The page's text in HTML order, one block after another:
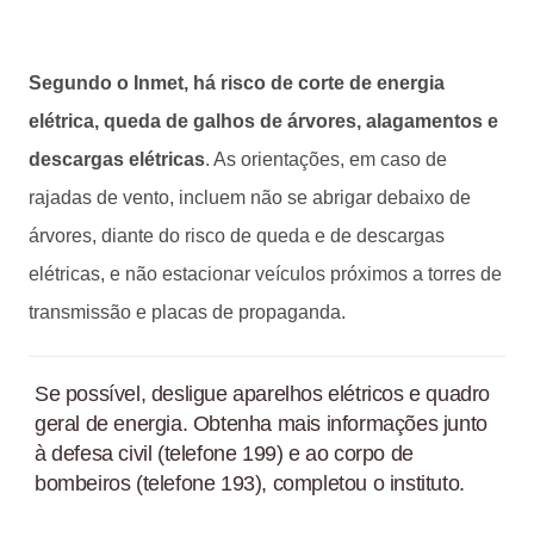
Segundo o Inmet, há risco de corte de energia
elétrica, queda de galhos de árvores, alagamentos e
descargas elétricas. As orientações, em caso de
rajadas de vento, incluem não se abrigar debaixo de
árvores, diante do risco de queda e de descargas
elétricas, e não estacionar veículos próximos a torres de
transmissão e placas de propaganda.
Se possível, desligue aparelhos elétricos e quadro
geral de energia. Obtenha mais informações junto
à defesa civil (telefone 199) e ao corpo de
bombeiros (telefone 193), completou o instituto.